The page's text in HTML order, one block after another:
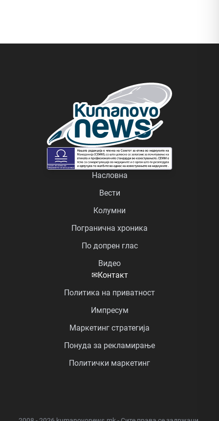
Насловна
Вести
Колумни
Погранична хроника
По допрен глас
Видео
✉Контакт
Политика на приватност
Импресум
Маркетинг стратегија
Понуда за рекламирање
Политички маркетинг